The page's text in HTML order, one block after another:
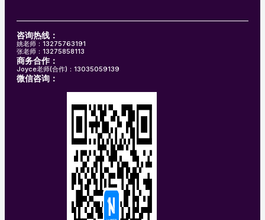
咨询热线：
姚老师：13275763191
张老师：13275858113
商务合作：
Joyce老师(合作)：13035059139
微信咨询：